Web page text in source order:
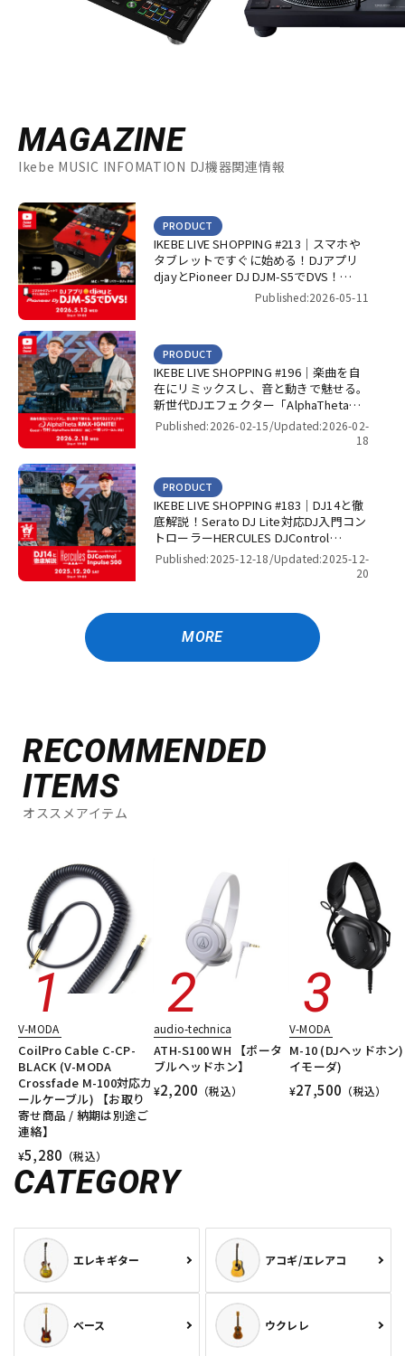
MAGAZINE
Ikebe MUSIC INFOMATION DJ機器関連情報
IKEBE LIVE SHOPPING #213｜スマホや
タブレットですぐに始める！DJアプリ
djayとPioneer DJ DJM-S5でDVS！
【presented by パワーDJ’s 渋谷】
PRODUCT
Published:2026-05-11
IKEBE LIVE SHOPPING #196｜楽曲を自
在にリミックスし、音と動きで魅せる。
新世代DJエフェクター「AlphaTheta
RMX-IGNITE」！【presented by パワー
PRODUCT
Published:2026-02-15/Updated:2026-02-
18
IKEBE LIVE SHOPPING #183｜DJ14と徹
底解説！Serato DJ Lite対応DJ入門コン
トローラーHERCULES DJControl
Inpulse 500！【presented by パワー
PRODUCT
Published:2025-12-18/Updated:2025-12-
20
MORE
RECOMMENDED
ITEMS
オススメアイテム
V-MODA
CoilPro Cable C-CP-
BLACK (V-MODA
Crossfade M-100対応カ
ールケーブル) 【お取り
寄せ商品 / 納期は別途ご
連絡】
¥5,280 （税込）
audio-technica
ATH-S100 WH 【ポータ
ブルヘッドホン】
¥2,200 （税込）
V-MODA
M-10 (DJヘッドホン
イモーダ)
¥27,500 （税込）
CATEGORY
エレキギター アコギ/エレアコ
ベース ウクレレ